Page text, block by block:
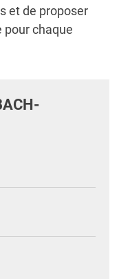
et de proposer
pour chaque